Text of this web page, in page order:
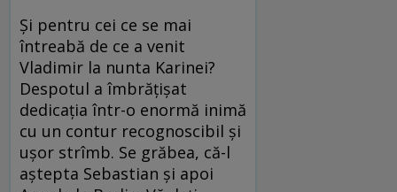
Și pentru cei ce se mai
întreabă de ce a venit
Vladimir la nunta Karinei?
Despotul a îmbrățișat
dedicația într-o enormă inimă
cu un contur recognoscibil și
ușor strîmb. Se grăbea, că-l
aștepta Sebastian și apoi